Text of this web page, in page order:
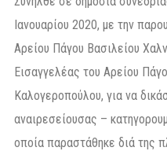
Ιανουαρίου 2020, με την
Αρείου Πάγου Βασιλείου
Εισαγγελέας του Αρείου
Καλογεροπούλου, για να
αναιρεσείουσας –
οποία παραστάθηκε διά της